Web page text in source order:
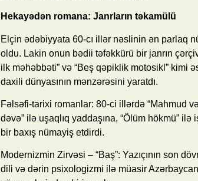
Hekayədən romana: Janrların təkamülü
Elçin ədəbiyyata 60-cı illər nəslinin ən parlaq
oldu. Lakin onun bədii təfəkkürü bir janrın
ilk məhəbbəti” və “Beş qəpiklik motosikl” kimi
daxili dünyasının mənzərəsini yaratdı.
Fəlsəfi-tarixi romanlar: 80-ci illərdə “Mahmud
dəvə” ilə uşaqlıq yaddaşına, “Ölüm hökmü”
bir baxış nümayiş etdirdi.
Modernizmin Zirvəsi – “Baş”: Yazıçının son
dili və dərin psixologizmi ilə müasir